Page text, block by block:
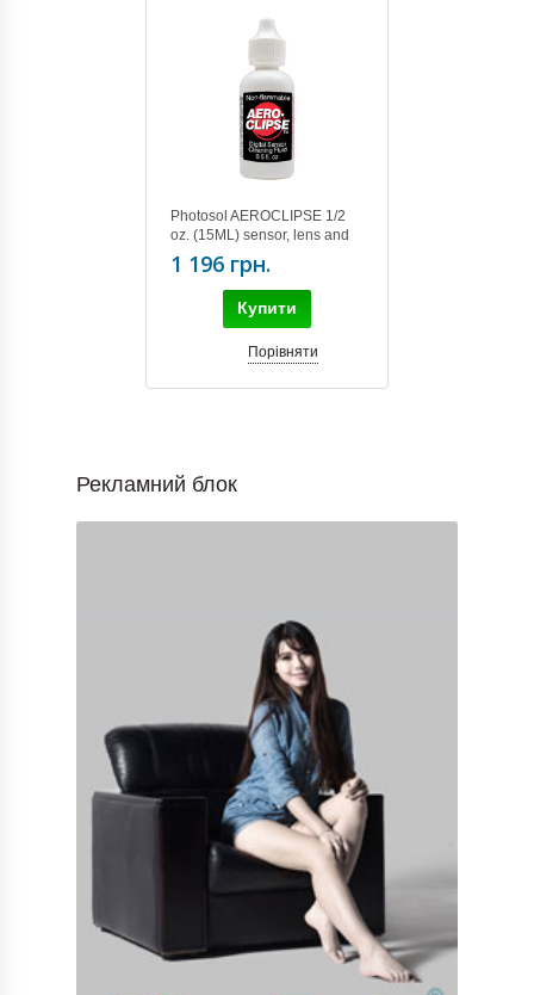
Photosol AEROCLIPSE 1/2
oz. (15ML) sensor, lens and
optic cleaner - NON
FLAMMABLE
1 196 грн.
Купити
Порівняти
Рекламний блок